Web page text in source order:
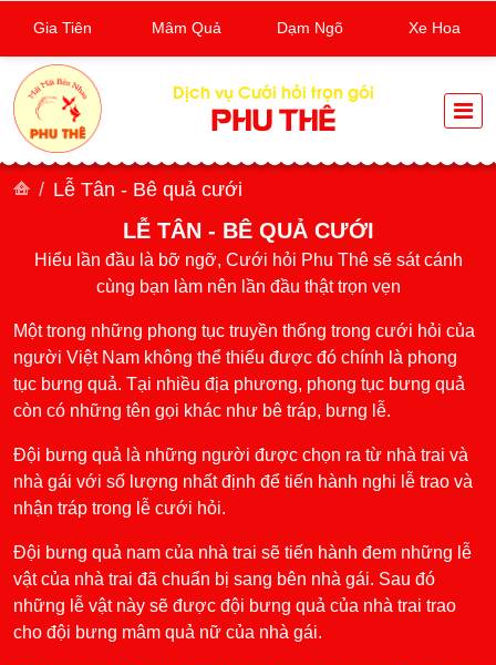
Dịch vụ Cưới hỏi trọn gói
PHU THÊ
Lễ Tân - Bê quả cưới
LỄ TÂN - BÊ QUẢ CƯỚI
Hiểu lần đầu là bỡ ngỡ, Cưới hỏi Phu Thê sẽ sát cánh
cùng bạn làm nên lần đầu thật trọn vẹn
Một trong những phong tục truyền thống trong cưới hỏi của
người Việt Nam không thể thiếu được đó chính là phong
tục bưng quả. Tại nhiều địa phương, phong tục bưng quả
còn có những tên gọi khác như bê tráp, bưng lễ.
Đội bưng quả là những người được chọn ra từ nhà trai và
nhà gái với số lượng nhất định để tiến hành nghi lễ trao và
nhận tráp trong lễ cưới hỏi.
Đội bưng quả nam của nhà trai sẽ tiến hành đem những lễ
vật của nhà trai đã chuẩn bị sang bên nhà gái. Sau đó
những lễ vật này sẽ được đội bưng quả của nhà trai trao
cho đội bưng mâm quả nữ của nhà gái.
Gia Tiên Mâm Quả Dạm Ngõ Xe Hoa